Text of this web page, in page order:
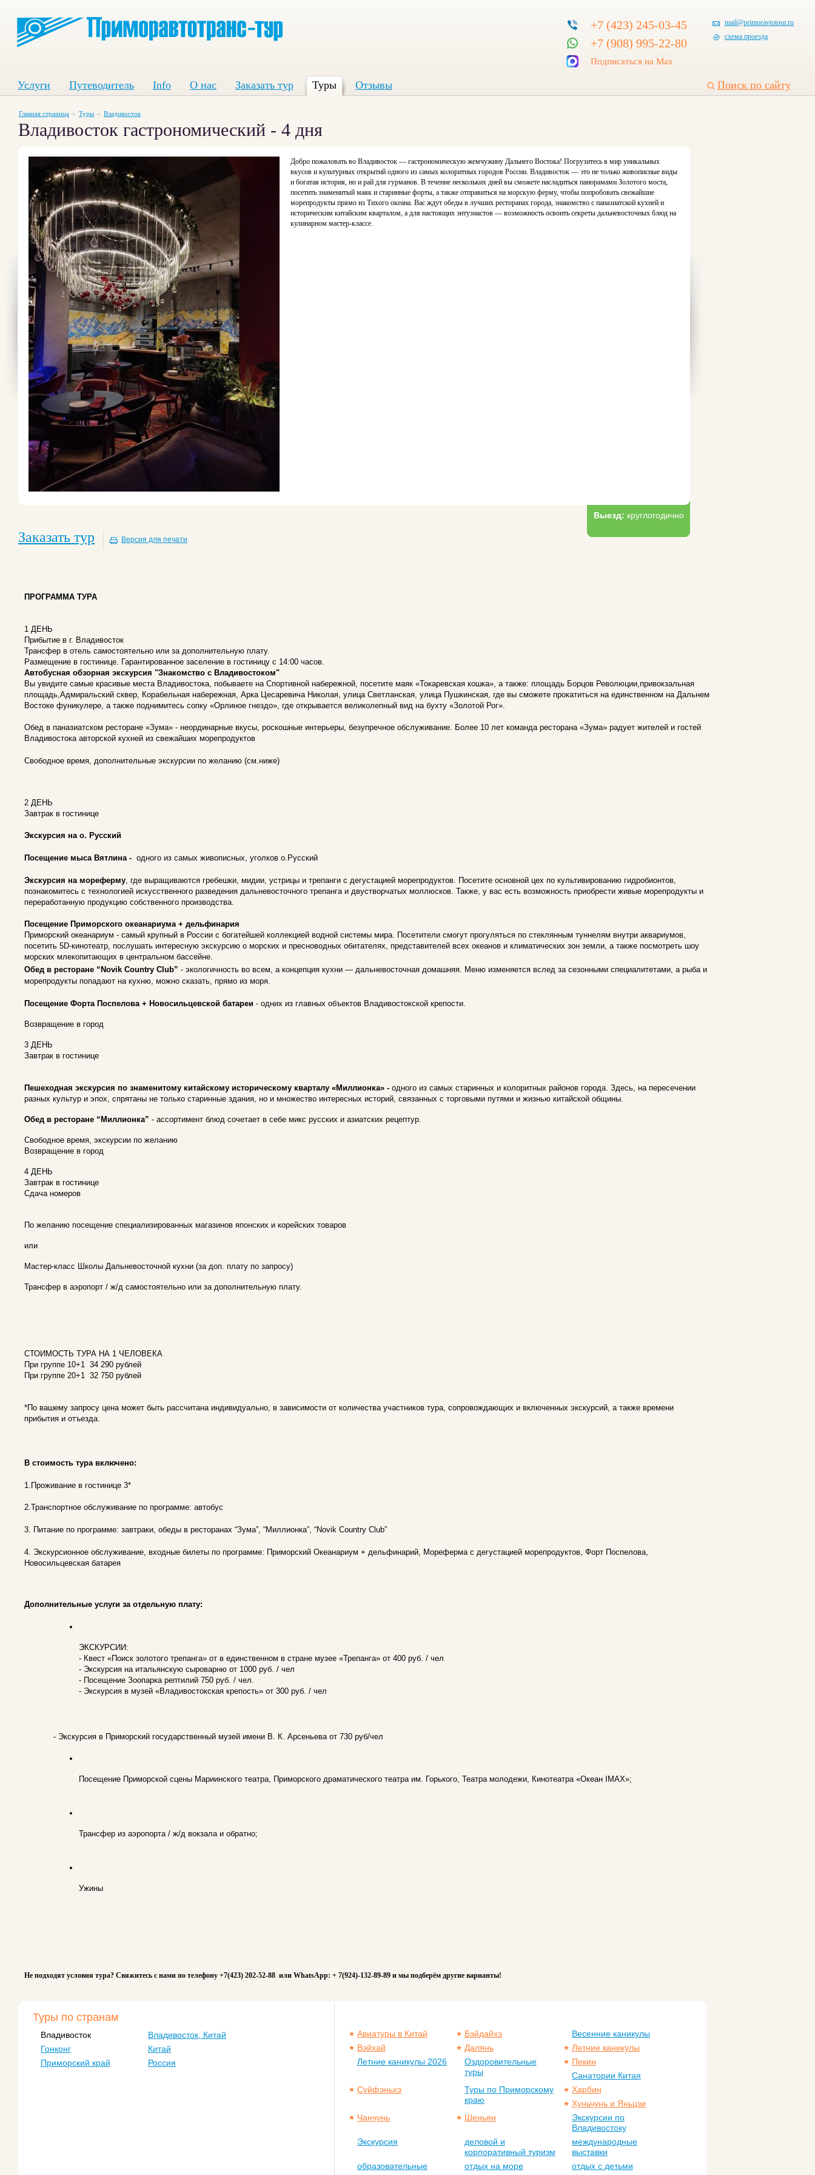
+7 (423) 245-03-45
+7 (908) 995-22-80
Подписаться на Max
mail@primoravtotour.ru
схема проезда
Поиск по сайту
Услуги Путеводитель Info О нас Заказать тур Туры Отзывы
Главная страница Туры Владивосток
Владивосток гастрономический - 4 дня
Добро пожаловать во Владивосток — гастрономическую жемчужину Дальнего Востока! Погрузитесь в мир уникальных
вкусов и культурных открытий одного из самых колоритных городов России. Владивосток — это не только живописные виды
и богатая история, но и рай для гурманов. В течение нескольких дней вы сможете насладиться панорамами Золотого моста,
посетить знаменитый маяк и старинные форты, а также отправиться на морскую ферму, чтобы попробовать свежайшие
морепродукты прямо из Тихого океана. Вас ждут обеды в лучших ресторанах города, знакомство с паназиатской кухней и
историческим китайским кварталом, а для настоящих энтузиастов — возможность освоить секреты дальневосточных блюд на
кулинарном мастер-классе.
Выезд: круглогодично
Заказать тур Версия для печати
ПРОГРАММА ТУРА
1 ДЕНЬ
Прибытие в г. Владивосток
Трансфер в отель самостоятельно или за дополнительную плату.
Размещение в гостинице. Гарантированное заселение в гостиницу с 14:00 часов.
Автобусная обзорная экскурсия "Знакомство с Владивостоком"
Вы увидите самые красивые места Владивостока, побываете на Спортивной набережной, посетите маяк «Токаревская кошка», а также: площадь Борцов Революции,привокзальная
площадь,Адмиральский сквер, Корабельная набережная, Арка Цесаревича Николая, улица Светланская, улица Пушкинская, где вы сможете прокатиться на единственном на Дальнем
Востоке фуникулере, а также поднимитесь сопку «Орлиное гнездо», где открывается великолепный вид на бухту «Золотой Рог».
Обед в паназиатском ресторане «Зума» - неординарные вкусы, роскошные интерьеры, безупречное обслуживание. Более 10 лет команда ресторана «Зума» радует жителей и гостей
Владивостока авторской кухней из свежайших морепродуктов
Свободное время, дополнительные экскурсии по желанию (см.ниже)
2 ДЕНЬ
Завтрак в гостинице
Экскурсия на о. Русский
Посещение мыса Вятлина - одного из самых живописных, уголков о.Русский
Экскурсия на мореферму , где выращиваются гребешки, мидии, устрицы и трепанги с дегустацией морепродуктов. Посетите основной цех по культивированию гидробионтов,
познакомитесь с технологией искусственного разведения дальневосточного трепанга и двустворчатых моллюсков. Также, у вас есть возможность приобрести живые морепродукты и
переработанную продукцию собственного производства.
Посещение Приморского океанариума + дельфинария
Приморский океанариум - самый крупный в России с богатейшей коллекцией водной системы мира. Посетители смогут прогуляться по стеклянным туннелям внутри аквариумов,
посетить 5D-кинотеатр, послушать интересную экскурсию о морских и пресноводных обитателях, представителей всех океанов и климатических зон земли, а также посмотреть шоу
морских млекопитающих в центральном бассейне.
Обед в ресторане “Novik Country Club” - экологичность во всем, а концепция кухни — дальневосточная домашняя. Меню изменяется вслед за сезонными специалитетами, а рыба и
морепродукты попадают на кухню, можно сказать, прямо из моря.
Посещение Форта Поспелова + Новосильцевской батареи - одних из главных объектов Владивостокской крепости.
Возвращение в город
3 ДЕНЬ
Завтрак в гостинице
Пешеходная экскурсия по знаменитому китайскому историческому кварталу «Миллионка» - одного из самых старинных и колоритных районов города. Здесь, на пересечении
разных культур и эпох, спрятаны не только старинные здания, но и множество интересных историй, связанных с торговыми путями и жизнью китайской общины.
Обед в ресторане “Миллионка” - ассортимент блюд сочетает в себе микс русских и азиатских рецептур.
Свободное время, экскурсии по желанию
Возвращение в город
4 ДЕНЬ
Завтрак в гостинице
Сдача номеров
По желанию посещение специализированных магазинов японских и корейских товаров
или
Мастер-класс Школы Дальневосточной кухни (за доп. плату по запросу)
Трансфер в аэропорт / ж/д самостоятельно или за дополнительную плату.
СТОИМОСТЬ ТУРА НА 1 ЧЕЛОВЕКА
При группе 10+1 34 290 рублей
При группе 20+1 32 750 рублей
*По вашему запросу цена может быть рассчитана индивидуально, в зависимости от количества участников тура, сопровождающих и включенных экскурсий, а также времени
прибытия и отъезда.
В стоимость тура включено:
1.Проживание в гостинице 3*
2.Транспортное обслуживание по программе: автобус
3. Питание по программе: завтраки, обеды в ресторанах “Зума”, “Миллионка”, “Novik Country Club”
4. Экскурсионное обслуживание, входные билеты по программе: Приморский Океанариум + дельфинарий, Мореферма с дегустацией морепродуктов, Форт Поспелова,
Новосильцевская батарея
Дополнительные услуги за отдельную плату:
ЭКСКУРСИИ:
- Квест «Поиск золотого трепанга» от в единственном в стране музее «Трепанга» от 400 руб. / чел
- Экскурсия на итальянскую сыроварню от 1000 руб. / чел
- Посещение Зоопарка рептилий 750 руб. / чел.
- Экскурсия в музей «Владивостокская крепость» от 300 руб. / чел
- Экскурсия в Приморский государственный музей имени В. К. Арсеньева от 730 руб/чел
Посещение Приморской сцены Мариинского театра, Приморского драматического театра им. Горького, Театра молодежи, Кинотеатра «Океан IMAX»;
Трансфер из аэропорта / ж/д вокзала и обратно;
Ужины
Не подходят условия тура? Свяжитесь с нами по телефону +7(423) 202-52-88 или WhatsApp: + 7(924)-132-89-89 и мы подберём другие варианты!
Туры по странам
Владивосток
Владивосток, Китай
Гонконг
Китай
Приморский край
Россия
Авиатуры в Китай Бэйдайхэ
Весенние каникулы
Вэйхай
Далянь
Летние каникулы
Летние каникулы 2026
Оздоровительные
туры
Пекин
Санатории Китая
Суйфэньхэ
Туры по Приморскому
краю
Харбин
Хуньчунь и Яньцзи
Чанчунь
Шеньян
Экскурсии по
Владивостоку
Экскурсия
деловой и
корпоративный туризм
международные
выставки
образовательные
отдых на море отдых с детьми